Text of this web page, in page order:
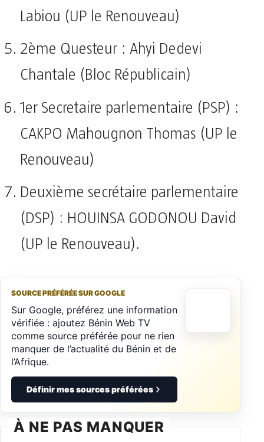
Labiou (UP le Renouveau)
2ème Questeur : Ahyi Dedevi
Chantale (Bloc Républicain)
1er Secretaire parlementaire (PSP) :
CAKPO Mahougnon Thomas (UP le
Renouveau)
Deuxième secrétaire parlementaire
(DSP) : HOUINSA GODONOU David
(UP le Renouveau).
SOURCE PRÉFÉRÉE SUR GOOGLE
Sur Google, préférez une information
vérifiée : ajoutez Bénin Web TV
comme source préférée pour ne rien
manquer de l’actualité du Bénin et de
l’Afrique.
Définir mes sources préférées
À NE PAS MANQUER